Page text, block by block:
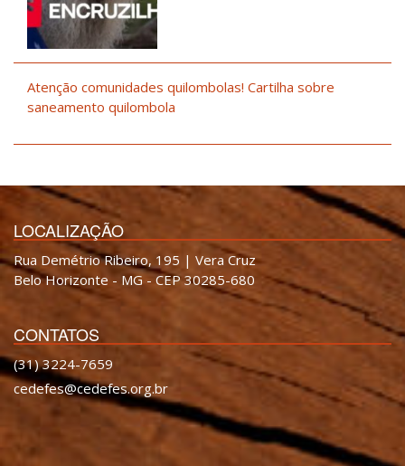
Atenção comunidades quilombolas! Cartilha sobre
saneamento quilombola
LOCALIZAÇÃO
Rua Demétrio Ribeiro, 195 | Vera Cruz
Belo Horizonte - MG - CEP 30285-680
CONTATOS
(31) 3224-7659
cedefes@cedefes.org.br